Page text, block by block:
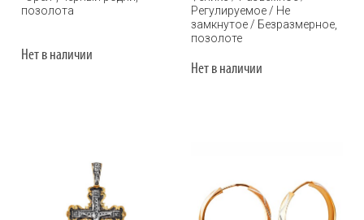
позолота
Нет в наличии
Регулируемое / Не
замкнутое / Безразмерное,
позолоте
Нет в наличии